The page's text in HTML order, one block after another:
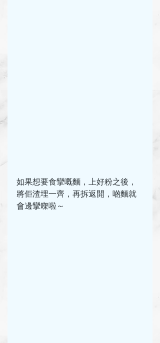
如果想要食攣嘅麵，上好粉之後，
將佢渣埋一齊，再拆返開，啲麵就
會邊攣㗎啦～